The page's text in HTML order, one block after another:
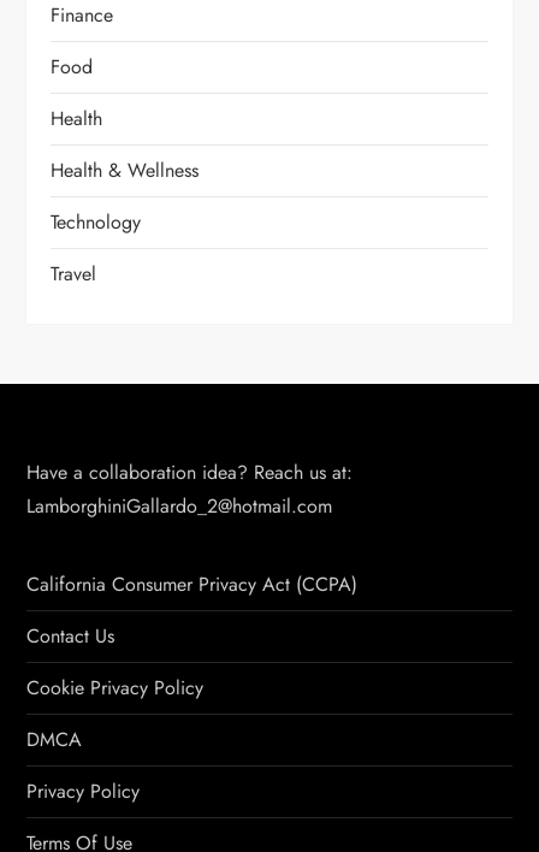
Finance
Food
Health
Health & Wellness
Technology
Travel
Have a collaboration idea? Reach us at:
LamborghiniGallardo_2@hotmail.com
California Consumer Privacy Act (CCPA)
Contact Us
Cookie Privacy Policy
DMCA
Privacy Policy
Terms Of Use